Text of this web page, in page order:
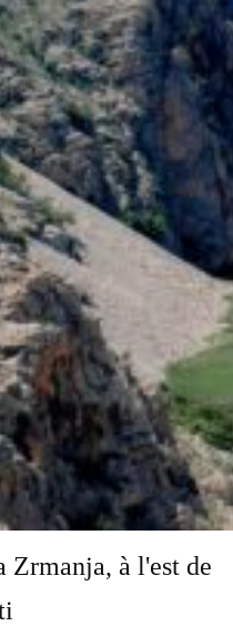
Zrmanja, à l'est de